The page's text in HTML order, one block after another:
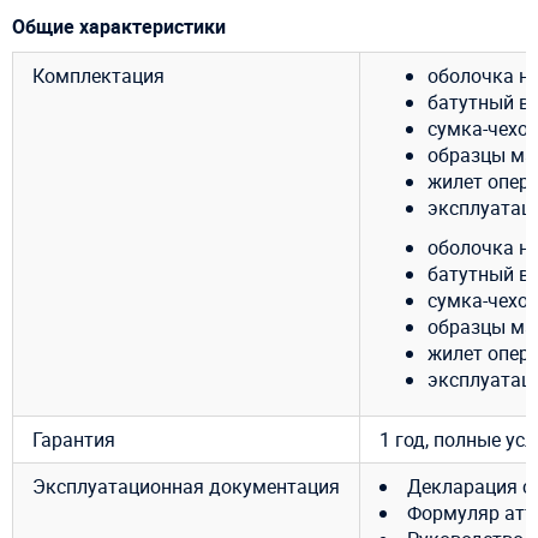
Общие характеристики
Комплектация
оболочка
батутный
сумка-
образцы
жилет
оболочка
батутный
сумка-
образцы
жилет
Гарантия
1 год, полные
Эксплуатационная документация
Декларация
Формуляр